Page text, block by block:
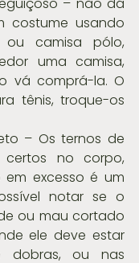
costume usando
ou camisa pólo,
uma camisa,
vá comprá-la. O
tênis, troque-os
– Os ternos de
no corpo,
excesso é um
notar se o
ou mau cortado
ele deve estar
ou nas